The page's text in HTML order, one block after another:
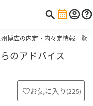
州博広の内定・内々定情報一覧
のアドバイス
お気に入り (225)